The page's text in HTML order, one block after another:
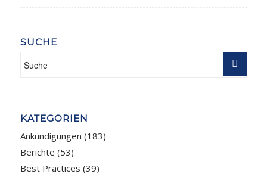
SUCHE
KATEGORIEN
Ankündigungen (183)
Berichte (53)
Best Practices (39)